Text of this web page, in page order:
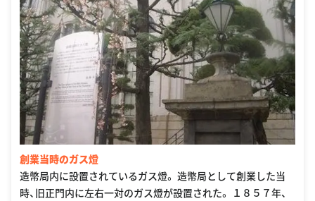
創業当時のガス燈
造幣局内に設置されているガス燈。 造幣局として創業した当
時、旧正門内に左右一対のガス燈が設置された。 １８５７年、